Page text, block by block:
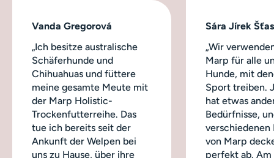
Vanda Gregorová
„Ich besitze australische
Schäferhunde und
Chihuahuas und füttere
meine gesamte Meute mit
der Marp Holistic-
Trockenfutterreihe. Das
tue ich bereits seit der
Ankunft der Welpen bei
uns zu Hause, über ihre
Sára Jírek
„Wir
Marp für alle
Hunde, mit
Sport treiben.
hat etwas
Bedürfnisse,
verschiedenen
von Marp
perfekt ab.